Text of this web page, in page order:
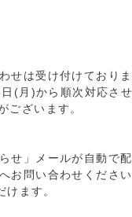
せは受け付けておりま
(月)から順次対応させ
ございます。
せ」メールが自動で配
お問い合わせください
ます。